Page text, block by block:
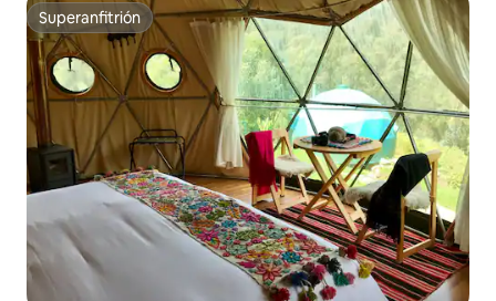
Superanfitrión
Superanfitrión